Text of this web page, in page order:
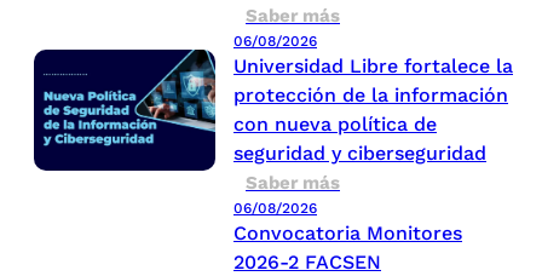
Saber más
06/08/2026
Universidad Libre fortalece la
protección de la información
con nueva política de
seguridad y ciberseguridad
Saber más
06/08/2026
Convocatoria Monitores
2026-2 FACSEN